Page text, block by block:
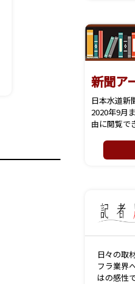
新聞ア
日本水道新
2020年9月
由に閲覧で
日々の取
フラ業界
はの感性